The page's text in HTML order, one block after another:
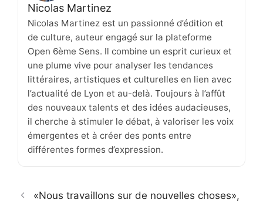
Nicolas Martinez
Nicolas Martinez est un passionné d’édition et
de culture, auteur engagé sur la plateforme
Open 6ème Sens. Il combine un esprit curieux et
une plume vive pour analyser les tendances
littéraires, artistiques et culturelles en lien avec
l’actualité de Lyon et au-delà. Toujours à l’affût
des nouveaux talents et des idées audacieuses,
il cherche à stimuler le débat, à valoriser les voix
émergentes et à créer des ponts entre
différentes formes d’expression.
«Nous travaillons sur de nouvelles choses»,